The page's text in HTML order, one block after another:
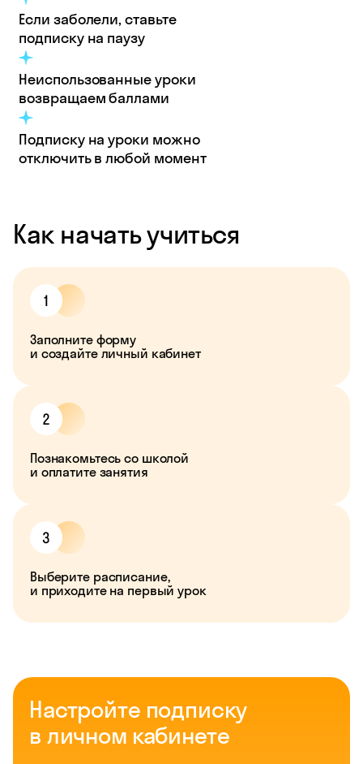
Если заболели, ставьте
подписку на паузу
Неиспользованные уроки
возвращаем баллами
Подписку на уроки можно
отключить в любой момент
Как начать учиться
Заполните форму
и создайте личный кабинет
Познакомьтесь со школой
и оплатите занятия
Выберите расписание,
и приходите на первый урок
Настройте подписку
в личном кабинете